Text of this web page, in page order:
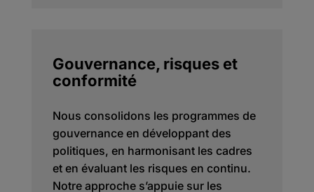
Gouvernance, risques et
conformité
Nous consolidons les programmes de
gouvernance en développant des
politiques, en harmonisant les cadres
et en évaluant les risques en continu.
Notre approche s’appuie sur les